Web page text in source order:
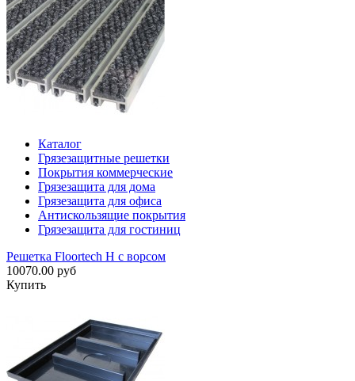
Каталог
Грязезащитные решетки
Покрытия коммерческие
Грязезащита для дома
Грязезащита для офиса
Антискользящие покрытия
Грязезащита для гостиниц
Решетка Floortech H с ворсом
10070.00 руб
Купить